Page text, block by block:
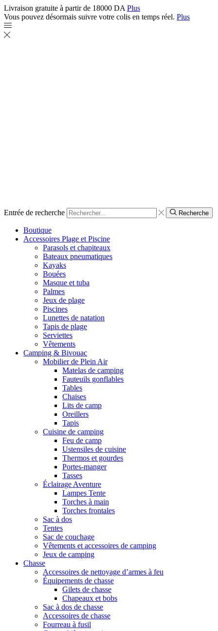
Livraison gratuite à partir de 18000 DA Plus
Vous pouvez désormais suivre votre colis en temps réel. Plus
Entrée de recherche Recherche
Boutique
Accessoires Plage et Piscine
Parasols et chapiteaux
Bateaux pneumatiques
Kayaks
Bouées
Masque et tuba
Palmes
Jeux de plage
Piscines
Lunettes de natation
Tapis de plage
Serviettes
Vêtements
Camping & Bivouac
Mobilier de Plein Air
Matelas de camping
Fauteuils gonflables
Tables
Chaises
Lits de camp
Oreillers
Tapis
Cuisine de camping
Feu de camp
Ustensiles de cuisine
Thermos et gourdes
Portes-manger
Tasses
Éclairage Aventure
Lampes Tente
Torches à main
Torches frontales
Sac à dos
Tentes
Sac de couchage
Vêtements et accessoires de camping
Jeux de camping
Chasse
Accessoires de nettoyage d’armes à feu
Équipements de chasse
Gilets de chasse
Chapeaux et bobs
Sac à dos de chasse
Accessoires de chasse
Fourreau à fusil